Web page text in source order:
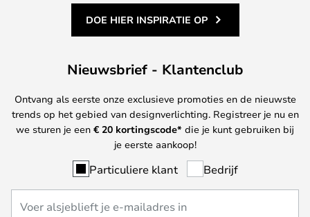
DOE HIER INSPIRATIE OP
Nieuwsbrief - Klantenclub
Ontvang als eerste onze exclusieve promoties en de nieuwste
trends op het gebied van designverlichting. Registreer je nu en
we sturen je een € 20 kortingscode* die je kunt gebruiken bij
je eerste aankoop!
Particuliere klant Bedrijf